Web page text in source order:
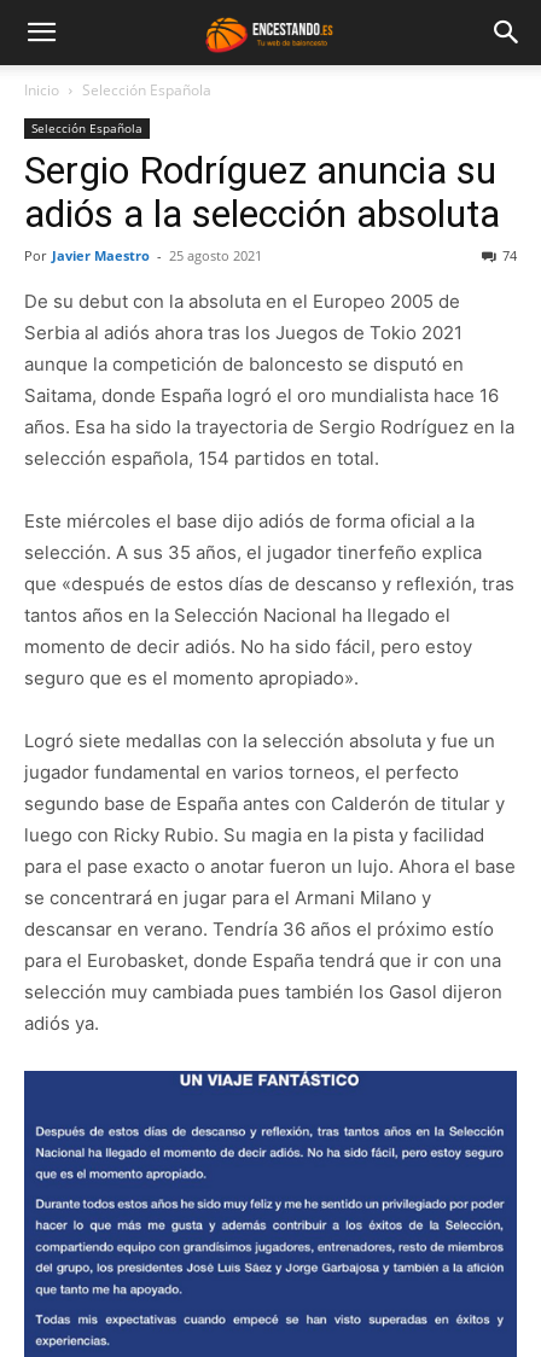
Inicio Selección Española
Selección Española
Sergio Rodríguez anuncia su
adiós a la selección absoluta
Por Javier Maestro - 25 agosto 2021 74
De su debut con la absoluta en el Europeo 2005 de
Serbia al adiós ahora tras los Juegos de Tokio 2021
aunque la competición de baloncesto se disputó en
Saitama, donde España logró el oro mundialista hace 16
años. Esa ha sido la trayectoria de Sergio Rodríguez en la
selección española, 154 partidos en total.
Este miércoles el base dijo adiós de forma oficial a la
selección. A sus 35 años, el jugador tinerfeño explica
que «después de estos días de descanso y reflexión, tras
tantos años en la Selección Nacional ha llegado el
momento de decir adiós. No ha sido fácil, pero estoy
seguro que es el momento apropiado».
Logró siete medallas con la selección absoluta y fue un
jugador fundamental en varios torneos, el perfecto
segundo base de España antes con Calderón de titular y
luego con Ricky Rubio. Su magia en la pista y facilidad
para el pase exacto o anotar fueron un lujo. Ahora el base
se concentrará en jugar para el Armani Milano y
descansar en verano. Tendría 36 años el próximo estío
para el Eurobasket, donde España tendrá que ir con una
selección muy cambiada pues también los Gasol dijeron
adiós ya.